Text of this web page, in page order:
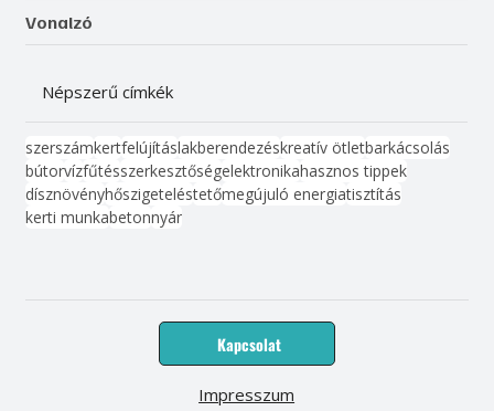
Vonalzó
Népszerű címkék
szerszámkertfelújításlakberendezéskreatív ötletbarkácsolás
bútorvízfűtésszerkesztőségelektronikahasznos tippek
dísznövényhőszigeteléstetőmegújuló energiatisztítás
kerti munkabetonnyár
Kapcsolat
Impresszum